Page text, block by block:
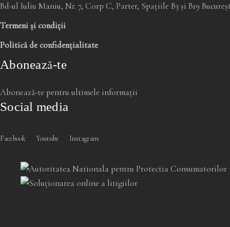
Bd-ul Iuliu Maniu, Nr. 7, Corp C, Parter, Spațiile B3 și B19
Termeni și condiții
Politică de confidențialitate
Abonează-te
Abonează-te pentru ultimele informații
Social media
Facebook Youtube Instagram